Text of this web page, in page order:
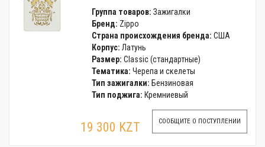
Группа товаров: Зажигалки
Бренд: Zippo
Страна происхождения бренда: США
Корпус: Латунь
Размер: Classic (стандартные)
Тематика: Черепа и скелеты
Тип зажигалки: Бензиновая
Тип поджига: Кремниевый
19 300 KZT СООБЩИТЕ О ПОСТУПЛЕНИИ